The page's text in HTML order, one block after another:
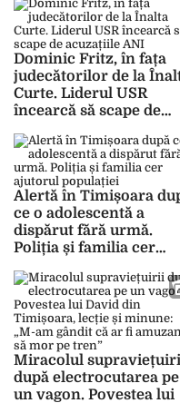
Dominic Fritz, în fața
judecătorilor de la
Curte. Liderul USR
încearcă să scape de
Alertă în Timișoara
ce o adolescentă a
dispărut fără urmă.
Poliția și familia cer
Miracolul
după electrocutarea pe
un vagon. Povestea lui